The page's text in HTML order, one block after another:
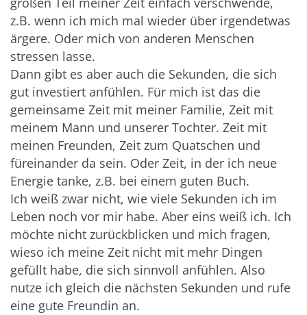
z.B. wenn ich mich mal wieder über irgendetwas
ärgere. Oder mich von anderen Menschen
stressen lasse.
Dann gibt es aber auch die Sekunden, die sich
gut investiert anfühlen. Für mich ist das die
gemeinsame Zeit mit meiner Familie, Zeit mit
meinem Mann und unserer Tochter. Zeit mit
meinen Freunden, Zeit zum Quatschen und
füreinander da sein. Oder Zeit, in der ich neue
Energie tanke, z.B. bei einem guten Buch.
Ich weiß zwar nicht, wie viele Sekunden ich im
Leben noch vor mir habe. Aber eins weiß ich. Ich
möchte nicht zurückblicken und mich fragen,
wieso ich meine Zeit nicht mit mehr Dingen
gefüllt habe, die sich sinnvoll anfühlen. Also
nutze ich gleich die nächsten Sekunden und rufe
eine gute Freundin an.